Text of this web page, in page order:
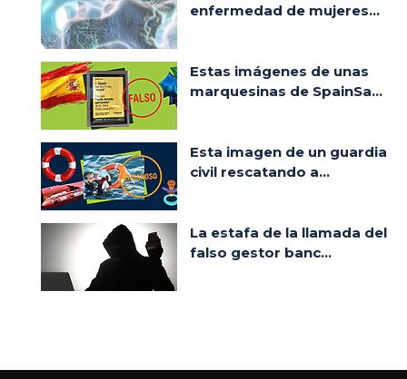
enfermedad de mujeres...
Estas imágenes de unas
marquesinas de SpainSa...
Esta imagen de un guardia
civil rescatando a...
La estafa de la llamada del
falso gestor banc...